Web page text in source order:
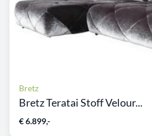
Bretz
Bretz Teratai Stoff Velour...
€ 6.899,-